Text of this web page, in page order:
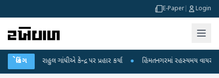
E-Paper Login
બ્રેકિંગ
પર રાહુલ ગાંધીએ કેન્દ્ર પર પ્રહાર કર્યા ● હિંમતનગરમાં રહસ્યમય વાયરસ કે